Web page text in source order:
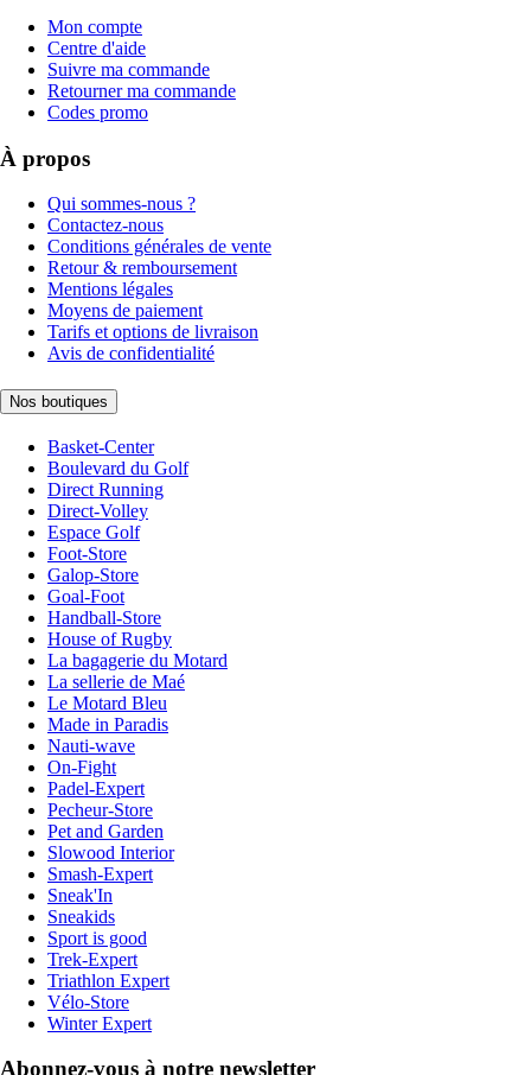
Mon compte
Centre d'aide
Suivre ma commande
Retourner ma commande
Codes promo
À propos
Qui sommes-nous ?
Contactez-nous
Conditions générales de vente
Retour & remboursement
Mentions légales
Moyens de paiement
Tarifs et options de livraison
Avis de confidentialité
Nos boutiques
Basket-Center
Boulevard du Golf
Direct Running
Direct-Volley
Espace Golf
Foot-Store
Galop-Store
Goal-Foot
Handball-Store
House of Rugby
La bagagerie du Motard
La sellerie de Maé
Le Motard Bleu
Made in Paradis
Nauti-wave
On-Fight
Padel-Expert
Pecheur-Store
Pet and Garden
Slowood Interior
Smash-Expert
Sneak'In
Sneakids
Sport is good
Trek-Expert
Triathlon Expert
Vélo-Store
Winter Expert
Abonnez-vous à notre newsletter